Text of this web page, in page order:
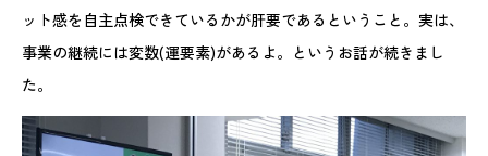
ット感を自主点検できているかが肝要であるということ。実は、
事業の継続には変数(運要素)があるよ。というお話が続きまし
た。